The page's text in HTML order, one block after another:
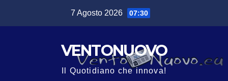
7 Agosto 2026 07:30
VENTONUOVO
Il Quotidiano che innova!